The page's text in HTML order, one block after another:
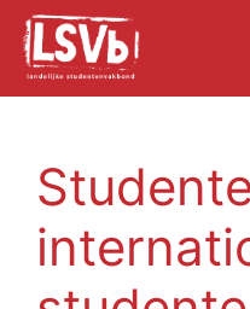
Skip
content